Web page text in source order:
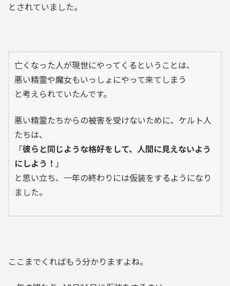
とされていました。
亡くなった人が現世にやってくるということは、
悪い精霊や魔女もいっしょにやって来てしまう
と考えられていたんです。
悪い精霊たちからの被害を受けないために、ケルト人
たちは、
「彼らと同じような格好をして、人間に見えないよう
にしよう！ 」
と思い立ち、一年の終わりには仮装をするようになり
ました。
ここまでくればもう分かりますよね。